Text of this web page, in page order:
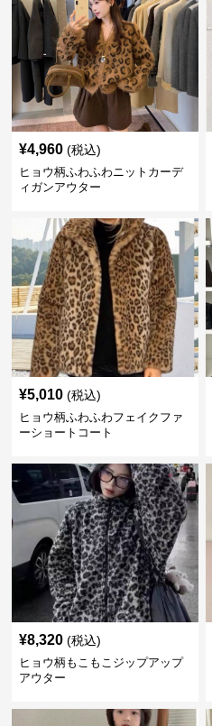
¥4,960 (税込)
ヒョウ柄ふわふわニットカーデ
ィガンアウター
¥5,010 (税込)
ヒョウ柄ふわふわフェイクファ
ーショートコート
¥8,320 (税込)
ヒョウ柄もこもこジップアップ
アウター